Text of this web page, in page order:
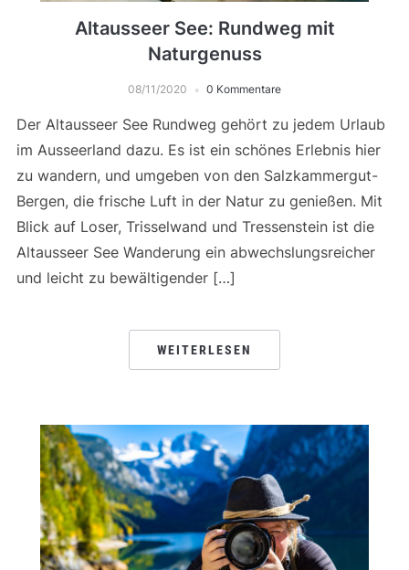
Altausseer See: Rundweg mit
Naturgenuss
08/11/2020 0 Kommentare
Der Altausseer See Rundweg gehört zu jedem Urlaub
im Ausseerland dazu. Es ist ein schönes Erlebnis hier
zu wandern, und umgeben von den Salzkammergut-
Bergen, die frische Luft in der Natur zu genießen. Mit
Blick auf Loser, Trisselwand und Tressenstein ist die
Altausseer See Wanderung ein abwechslungsreicher
und leicht zu bewältigender […]
WEITERLESEN